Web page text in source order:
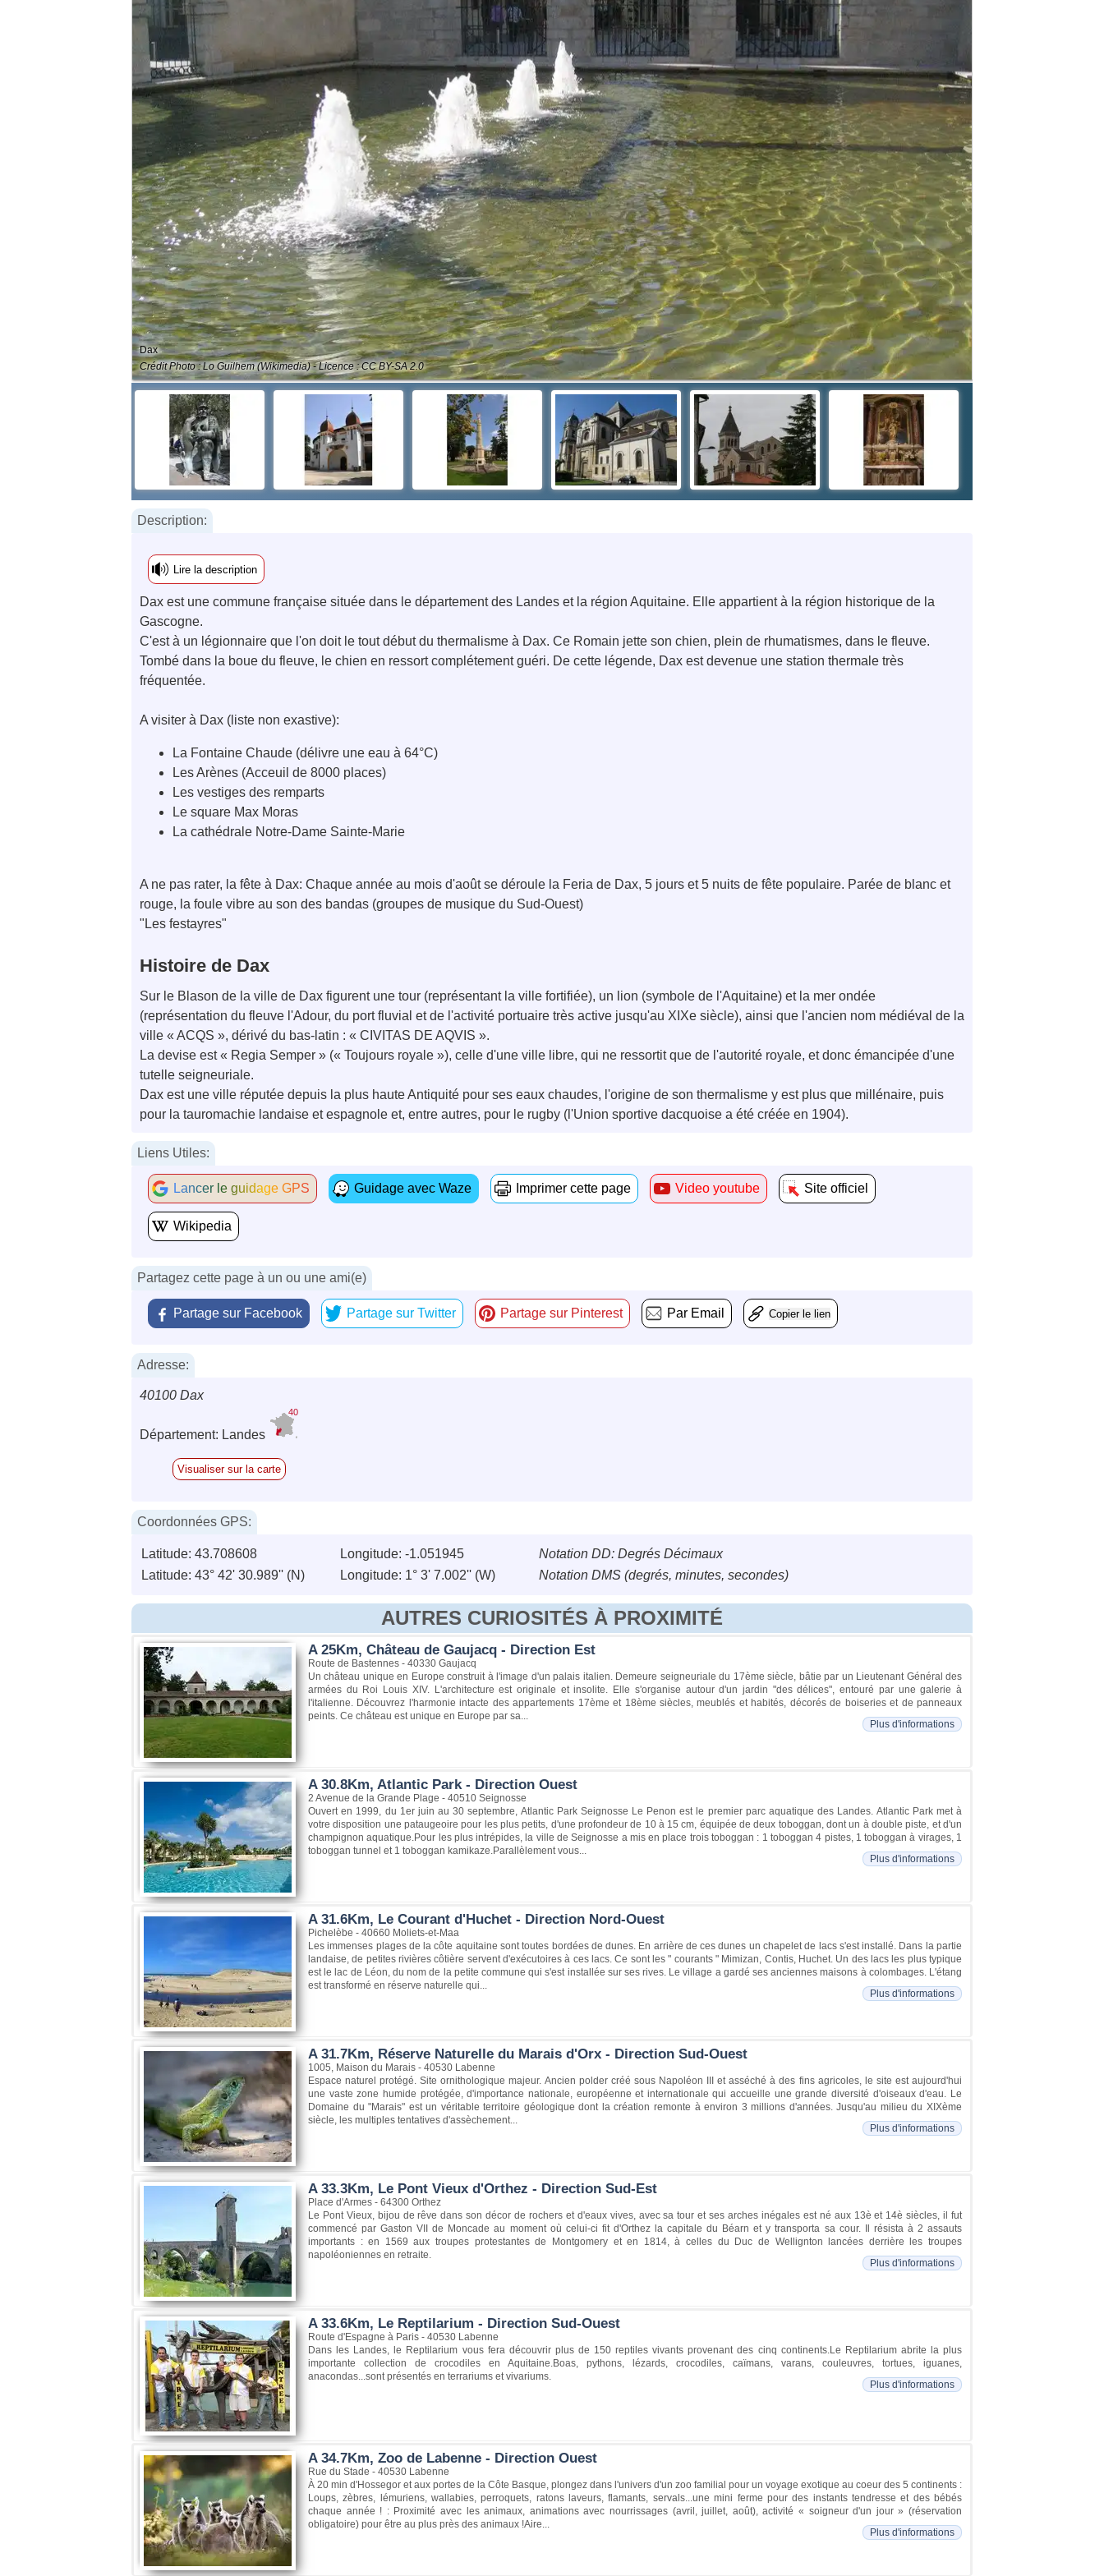
Dax
Crédit Photo : Lo Guilhem (Wikimedia) - Licence : CC BY-SA 2.0
Description:
Lire la description
Dax est une commune française située dans le département des Landes et la région Aquitaine. Elle appartient à la région historique de la
Gascogne.
C'est à un légionnaire que l'on doit le tout début du thermalisme à Dax. Ce Romain jette son chien, plein de rhumatismes, dans le fleuve.
Tombé dans la boue du fleuve, le chien en ressort complétement guéri. De cette légende, Dax est devenue une station thermale très
fréquentée.
A visiter à Dax (liste non exastive):
La Fontaine Chaude (délivre une eau à 64°C)
Les Arènes (Acceuil de 8000 places)
Les vestiges des remparts
Le square Max Moras
La cathédrale Notre-Dame Sainte-Marie
A ne pas rater, la fête à Dax: Chaque année au mois d'août se déroule la Feria de Dax, 5 jours et 5 nuits de fête populaire. Parée de blanc et
rouge, la foule vibre au son des bandas (groupes de musique du Sud-Ouest)
"Les festayres"
Histoire de Dax
Sur le Blason de la ville de Dax figurent une tour (représentant la ville fortifiée), un lion (symbole de l'Aquitaine) et la mer ondée
(représentation du fleuve l'Adour, du port fluvial et de l'activité portuaire très active jusqu'au XIXe siècle), ainsi que l'ancien nom médiéval de la
ville « ACQS », dérivé du bas-latin : « CIVITAS DE AQVIS ».
La devise est « Regia Semper » (« Toujours royale »), celle d'une ville libre, qui ne ressortit que de l'autorité royale, et donc émancipée d'une
tutelle seigneuriale.
Dax est une ville réputée depuis la plus haute Antiquité pour ses eaux chaudes, l'origine de son thermalisme y est plus que millénaire, puis
pour la tauromachie landaise et espagnole et, entre autres, pour le rugby (l'Union sportive dacquoise a été créée en 1904).
Liens Utiles:
Lancer le guidage GPS Guidage avec Waze Imprimer cette page Video youtube Site officiel
Wikipedia
Partagez cette page à un ou une ami(e)
Partage sur Facebook Partage sur Twitter Partage sur Pinterest Par Email Copier le lien
Adresse:
40100 Dax
Département: Landes
40
Visualiser sur la carte
Coordonnées GPS:
Latitude: 43.708608 Longitude: -1.051945
Notation DD: Degrés Décimaux
Latitude: 43° 42' 30.989'' (N)
Longitude: 1° 3' 7.002'' (W) Notation DMS (degrés, minutes, secondes)
AUTRES CURIOSITÉS À PROXIMITÉ
A 25Km, Château de Gaujacq - Direction Est
Route de Bastennes - 40330 Gaujacq
Un château unique en Europe construit à l'image d'un palais italien. Demeure seigneuriale du 17ème siècle, bâtie par un Lieutenant Général des
armées du Roi Louis XIV. L'architecture est originale et insolite. Elle s'organise autour d'un jardin "des délices", entouré par une galerie à
l'italienne. Découvrez l'harmonie intacte des appartements 17ème et 18ème siècles, meublés et habités, décorés de boiseries et de panneaux
peints. Ce château est unique en Europe par sa...
Plus d'informations
A 30.8Km, Atlantic Park - Direction Ouest
2 Avenue de la Grande Plage - 40510 Seignosse
Ouvert en 1999, du 1er juin au 30 septembre, Atlantic Park Seignosse Le Penon est le premier parc aquatique des Landes. Atlantic Park met à
votre disposition une pataugeoire pour les plus petits, d'une profondeur de 10 à 15 cm, équipée de deux toboggan, dont un à double piste, et d'un
champignon aquatique.Pour les plus intrépides, la ville de Seignosse a mis en place trois toboggan : 1 toboggan 4 pistes, 1 toboggan à virages, 1
toboggan tunnel et 1 toboggan kamikaze.Parallèlement vous...
Plus d'informations
A 31.6Km, Le Courant d'Huchet - Direction Nord-Ouest
Pichelèbe - 40660 Moliets-et-Maa
Les immenses plages de la côte aquitaine sont toutes bordées de dunes. En arrière de ces dunes un chapelet de lacs s'est installé. Dans la partie
landaise, de petites rivières côtière servent d'exécutoires à ces lacs. Ce sont les " courants " Mimizan, Contis, Huchet. Un des lacs les plus typique
est le lac de Léon, du nom de la petite commune qui s'est installée sur ses rives. Le village a gardé ses anciennes maisons à colombages. L'étang
est transformé en réserve naturelle qui...
Plus d'informations
A 31.7Km, Réserve Naturelle du Marais d'Orx - Direction Sud-Ouest
1005, Maison du Marais - 40530 Labenne
Espace naturel protégé. Site ornithologique majeur. Ancien polder créé sous Napoléon III et asséché à des fins agricoles, le site est aujourd'hui
une vaste zone humide protégée, d'importance nationale, européenne et internationale qui accueille une grande diversité d'oiseaux d'eau. Le
Domaine du "Marais" est un véritable territoire géologique dont la création remonte à environ 3 millions d'années. Jusqu'au milieu du XIXème
siècle, les multiples tentatives d'assèchement...
Plus d'informations
A 33.3Km, Le Pont Vieux d'Orthez - Direction Sud-Est
Place d'Armes - 64300 Orthez
Le Pont Vieux, bijou de rêve dans son décor de rochers et d'eaux vives, avec sa tour et ses arches inégales est né aux 13è et 14è siècles, il fut
commencé par Gaston VII de Moncade au moment où celui-ci fit d'Orthez la capitale du Béarn et y transporta sa cour. Il résista à 2 assauts
importants : en 1569 aux troupes protestantes de Montgomery et en 1814, à celles du Duc de Wellignton lancées derrière les troupes
napoléoniennes en retraite.
Plus d'informations
A 33.6Km, Le Reptilarium - Direction Sud-Ouest
Route d'Espagne à Paris - 40530 Labenne
Dans les Landes, le Reptilarium vous fera découvrir plus de 150 reptiles vivants provenant des cinq continents.Le Reptilarium abrite la plus
importante collection de crocodiles en Aquitaine.Boas, pythons, lézards, crocodiles, caïmans, varans, couleuvres, tortues, iguanes,
anacondas...sont présentés en terrariums et vivariums.
Plus d'informations
A 34.7Km, Zoo de Labenne - Direction Ouest
Rue du Stade - 40530 Labenne
À 20 min d'Hossegor et aux portes de la Côte Basque, plongez dans l'univers d'un zoo familial pour un voyage exotique au coeur des 5 continents :
Loups, zèbres, lémuriens, wallabies, perroquets, ratons laveurs, flamants, servals...une mini ferme pour des instants tendresse et des bébés
chaque année ! : Proximité avec les animaux, animations avec nourrissages (avril, juillet, août), activité « soigneur d'un jour » (réservation
obligatoire) pour être au plus près des animaux !Aire...
Plus d'informations